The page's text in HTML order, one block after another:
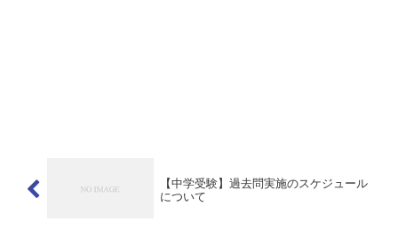
【中学受験】過去問実施のスケジュール
について